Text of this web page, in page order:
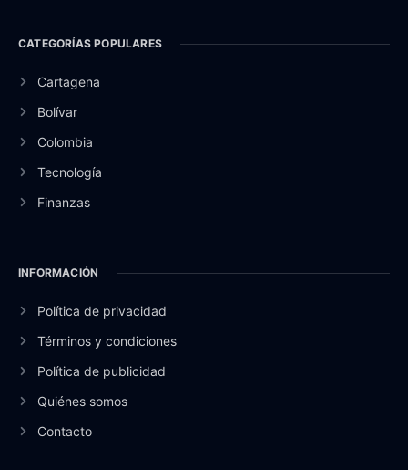
CATEGORÍAS POPULARES
Cartagena
Bolívar
Colombia
Tecnología
Finanzas
INFORMACIÓN
Política de privacidad
Términos y condiciones
Política de publicidad
Quiénes somos
Contacto